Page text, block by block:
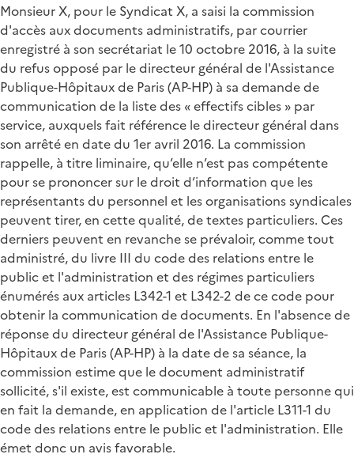
Monsieur X, pour le Syndicat X, a saisi la commission
d'accès aux documents administratifs, par courrier
enregistré à son secrétariat le 10 octobre 2016, à la suite
du refus opposé par le directeur général de l'Assistance
Publique-Hôpitaux de Paris (AP-HP) à sa demande de
communication de la liste des « effectifs cibles » par
service, auxquels fait référence le directeur général dans
son arrêté en date du 1er avril 2016. La commission
rappelle, à titre liminaire, qu’elle n’est pas compétente
pour se prononcer sur le droit d’information que les
représentants du personnel et les organisations syndicales
peuvent tirer, en cette qualité, de textes particuliers. Ces
derniers peuvent en revanche se prévaloir, comme tout
administré, du livre III du code des relations entre le
public et l'administration et des régimes particuliers
énumérés aux articles L342-1 et L342-2 de ce code pour
obtenir la communication de documents. En l'absence de
réponse du directeur général de l'Assistance Publique-
Hôpitaux de Paris (AP-HP) à la date de sa séance, la
commission estime que le document administratif
sollicité, s'il existe, est communicable à toute personne qui
en fait la demande, en application de l'article L311-1 du
code des relations entre le public et l'administration. Elle
émet donc un avis favorable.